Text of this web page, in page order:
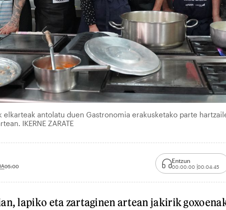
elkarteak antolatu duen Gastronomia erakusketako parte
IKERNE ZARATE
05:00
Entzun
00:00:00 00:04:45
lapiko eta zartaginen artean jakirik